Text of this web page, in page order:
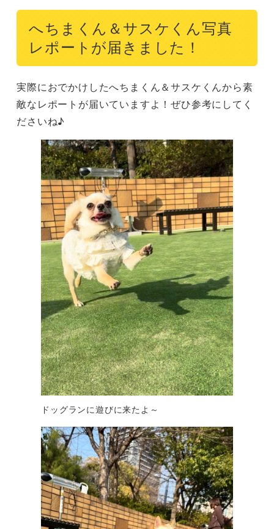
へちまくん＆サスケくん写真
レポートが届きました！
実際におでかけしたへちまくん＆サスケくんから素
敵なレポートが届いていますよ！ぜひ参考にしてく
ださいね♪
ドッグランに遊びに来たよ～